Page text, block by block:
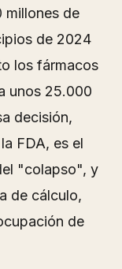
millones de
de 2024
los fármacos
unos 25.000
decisión,
FDA, es el
"colapso", y
de cálculo,
de